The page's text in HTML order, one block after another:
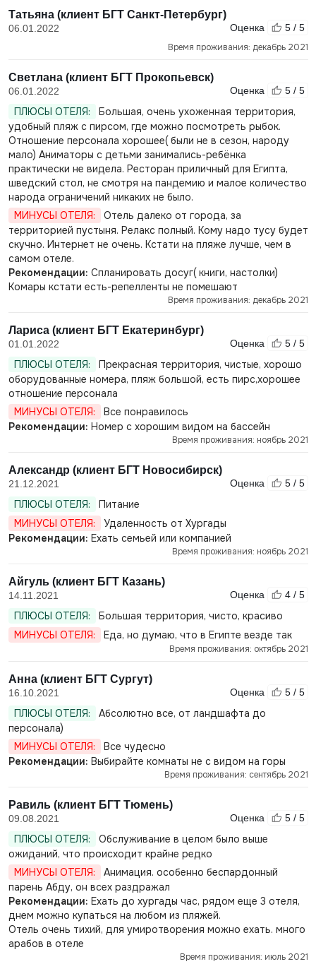
Татьяна (клиент БГТ Санкт-Петербург)
06.01.2022 Оценка
5 / 5
Время проживания: декабрь 2021
Светлана (клиент БГТ Прокопьевск)
06.01.2022 Оценка 5 / 5
ПЛЮСЫ ОТЕЛЯ:
Большая, очень ухоженная территория,
удобный пляж с пирсом, где можно посмотреть рыбок.
Отношение персонала хорошее( были не в сезон, народу
мало) Аниматоры с детьми занимались-ребёнка
практически не видела. Ресторан приличный для Египта,
шведский стол, не смотря на пандемию и малое количество
народа ограничений никаких не было.
МИНУСЫ ОТЕЛЯ:
Отель далеко от города, за
территорией пустыня. Релакс полный. Кому надо тусу будет
скучно. Интернет не очень. Кстати на пляже лучше, чем в
самом отеле.
Рекомендации: Спланировать досуг( книги, настолки)
Комары кстати есть-репелленты не помешают
Время проживания: декабрь 2021
Лариса (клиент БГТ Екатеринбург)
01.01.2022 Оценка 5 / 5
ПЛЮСЫ ОТЕЛЯ:
Прекрасная территория, чистые, хорошо
оборудованные номера, пляж большой, есть пирс,хорошее
отношение персонала
МИНУСЫ ОТЕЛЯ:
Все понравилось
Рекомендации: Номер с хорошим видом на бассейн
Время проживания: ноябрь 2021
Александр (клиент БГТ Новосибирск)
21.12.2021 Оценка 5 / 5
ПЛЮСЫ ОТЕЛЯ:
Питание
МИНУСЫ ОТЕЛЯ:
Удаленность от Хургады
Рекомендации: Ехать семьей или компанией
Время проживания: ноябрь 2021
Айгуль (клиент БГТ Казань)
14.11.2021 Оценка 4 / 5
ПЛЮСЫ ОТЕЛЯ:
Большая территория, чисто, красиво
МИНУСЫ ОТЕЛЯ:
Еда, но думаю, что в Египте везде так
Время проживания: октябрь 2021
Анна (клиент БГТ Сургут)
16.10.2021 Оценка 5 / 5
ПЛЮСЫ ОТЕЛЯ:
Абсолютно все, от ландшафта до
персонала)
МИНУСЫ ОТЕЛЯ:
Все чудесно
Рекомендации: Выбирайте комнаты не с видом на горы
Время проживания: сентябрь 2021
Равиль (клиент БГТ Тюмень)
09.08.2021 Оценка 5 / 5
ПЛЮСЫ ОТЕЛЯ:
Обслуживание в целом было выше
ожиданий, что происходит крайне редко
МИНУСЫ ОТЕЛЯ:
Анимация. особенно беспардонный
парень Абду, он всех раздражал
Рекомендации: Ехать до хургады час, рядом еще 3 отеля,
днем можно купаться на любом из пляжей.
Отель очень тихий, для умиротворения можно ехать. много
арабов в отеле
Время проживания: июль 2021